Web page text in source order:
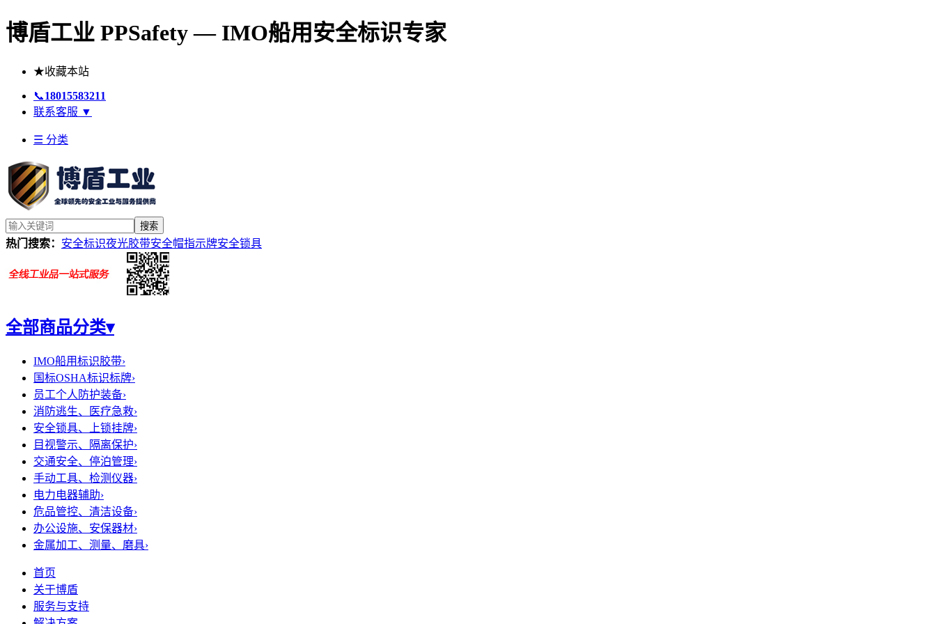
博盾工业 PPSafety — IMO船用安全标识专家
★收藏本站
📞18015583211
联系客服 ▼
☰ 分类
搜索
热门搜索： 安全标识夜光胶带安全帽指示牌安全锁具
全部商品分类▾
IMO船用标识胶带›
国标OSHA标识标牌›
员工个人防护装备›
消防逃生、医疗急救›
安全锁具、上锁挂牌›
目视警示、隔离保护›
交通安全、停泊管理›
手动工具、检测仪器›
电力电器辅助›
危品管控、清洁设备›
办公设施、安保器材›
金属加工、测量、磨具›
首页
关于博盾
服务与支持